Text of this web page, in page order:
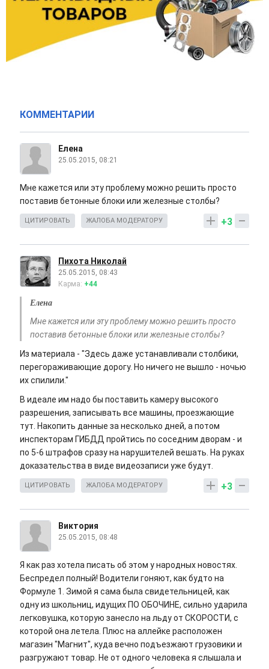
КОММЕНТАРИИ
Елена
25.05.2015, 08:21
Мне кажется или эту проблему можно решить просто
поставив бетонные блоки или железные столбы?
+3
ЦИТИРОВАТЬ ЖАЛОБА МОДЕРАТОРУ
Пихота Николай
25.05.2015, 08:43
Карма: +44
Елена
Мне кажется или эту проблему можно решить просто
поставив бетонные блоки или железные столбы?
Из материала - "Здесь даже устанавливали столбики,
перегораживающие дорогу. Но ничего не вышло - ночью
их спилили."
В идеале им надо бы поставить камеру высокого
разрешения, записывать все машины, проезжающие
тут. Накопить данные за несколько дней, а потом
инспекторам ГИБДД пройтись по соседним дворам - и
по 5-6 штрафов сразу на нарушителей вешать. На руках
доказательства в виде видеозаписи уже будут.
+3
ЦИТИРОВАТЬ ЖАЛОБА МОДЕРАТОРУ
Виктория
25.05.2015, 08:48
Я как раз хотела писать об этом у народных новостях.
Беспредел полный! Водители гоняют, как будто на
Формуле 1. Зимой я сама была свидетельницей, как
одну из школьниц, идущих ПО ОБОЧИНЕ, сильно ударила
легковушка, которую занесло на льду от СКОРОСТИ, с
которой она летела. Плюс на аллейке расположен
магазин "Магнит", куда вечно подъезжают грузовики и
разгружают товар. Не от одного человека я слышала и